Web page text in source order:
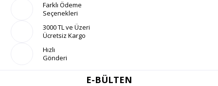
Farklı Ödeme
Seçenekleri
3000 TL ve Üzeri
Ücretsiz Kargo
Hızlı
Gönderi
E-BÜLTEN